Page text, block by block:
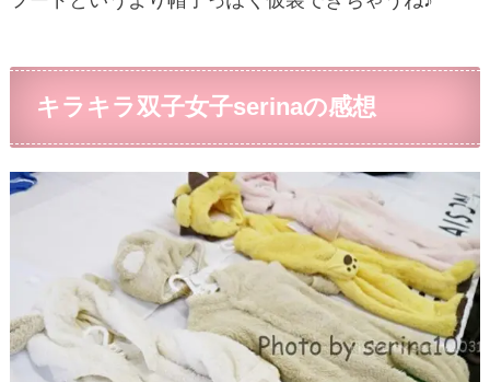
キラキラ双子女子serinaの感想